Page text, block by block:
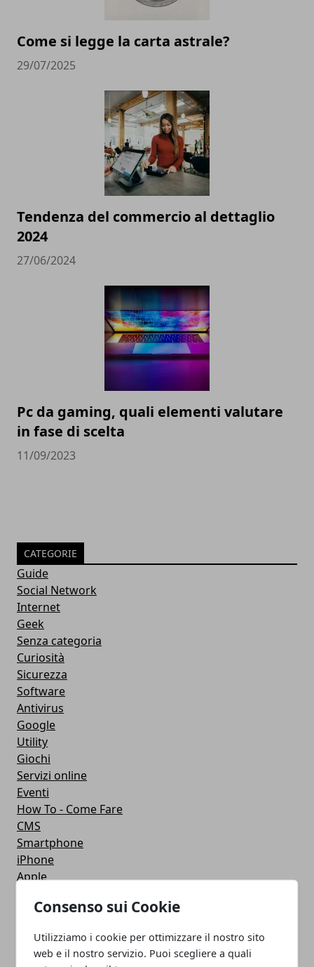
Consenso sui Cookie
Utilizziamo i cookie per ottimizzare il nostro sito
web e il nostro servizio. Puoi scegliere a quali
Come si legge la carta astrale?
29/07/2025
Tendenza del commercio al dettaglio
2024
27/06/2024
Pc da gaming, quali elementi valutare
in fase di scelta
11/09/2023
CATEGORIE
Guide
Social Network
Internet
Geek
Senza categoria
Curiosità
Sicurezza
Software
Antivirus
Google
Utility
Giochi
Servizi online
Eventi
How To - Come Fare
CMS
Smartphone
iPhone
Apple
Streaming
Musica
MacBook